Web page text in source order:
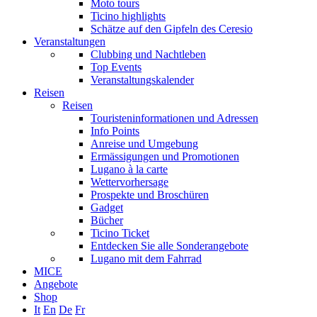
Moto tours
Ticino highlights
Schätze auf den Gipfeln des Ceresio
Veranstaltungen
Clubbing und Nachtleben
Top Events
Veranstaltungskalender
Reisen
Reisen
Touristeninformationen und Adressen
Info Points
Anreise und Umgebung
Ermässigungen und Promotionen
Lugano à la carte
Wettervorhersage
Prospekte und Broschüren
Gadget
Bücher
Ticino Ticket
Entdecken Sie alle Sonderangebote
Lugano mit dem Fahrrad
MICE
Angebote
Shop
It En De Fr